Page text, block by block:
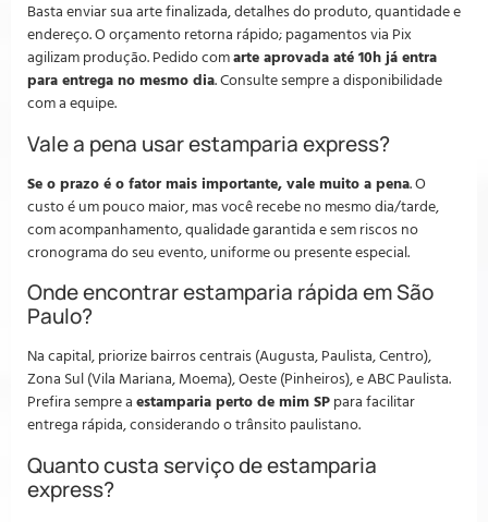
Basta enviar sua arte finalizada, detalhes do produto, quantidade e
endereço. O orçamento retorna rápido; pagamentos via Pix
agilizam produção. Pedido comarte aprovada até 10h já entra
para entrega no mesmo dia. Consulte sempre a disponibilidade
com a equipe.
Vale a pena usar estamparia express?
Se o prazo é o fator mais importante, vale muito a pena. O
custo é um pouco maior, mas você recebe no mesmo dia/tarde,
com acompanhamento, qualidade garantida e sem riscos no
cronograma do seu evento, uniforme ou presente especial.
Onde encontrar estamparia rápida em São
Paulo?
Na capital, priorize bairros centrais (Augusta, Paulista, Centro),
Zona Sul (Vila Mariana, Moema), Oeste (Pinheiros), e ABC Paulista.
Prefira sempre a estamparia perto de mim SP para facilitar
entrega rápida, considerando o trânsito paulistano.
Quanto custa serviço de estamparia
express?